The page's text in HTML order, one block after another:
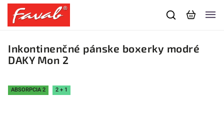
Inkontinenčné pánske boxerky modré
DAKY Mon 2
ABSORPCIA 2 2 + 1